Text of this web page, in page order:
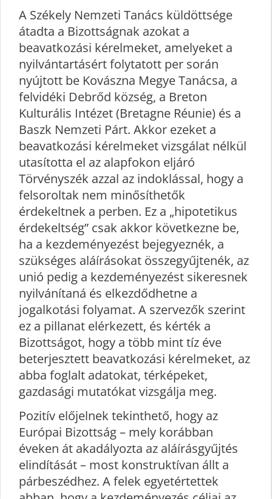
A Székely Nemzeti Tanács küldöttsége
átadta a Bizottságnak azokat a
beavatkozási kérelmeket, amelyeket a
nyilvántartásért folytatott per során
nyújtott be Kovászna Megye Tanácsa, a
felvidéki Debrőd község, a Breton
Kulturális Intézet (Bretagne Réunie) és a
Baszk Nemzeti Párt. Akkor ezeket a
beavatkozási kérelmeket vizsgálat nélkül
utasította el az alapfokon eljáró
Törvényszék azzal az indoklással, hogy a
felsoroltak nem minősíthetők
érdekeltnek a perben. Ez a „hipotetikus
érdekeltség” csak akkor következne be,
ha a kezdeményezést bejegyeznék, a
szükséges aláírásokat összegyűjtenék, az
unió pedig a kezdeményezést sikeresnek
nyilvánítaná és elkezdődhetne a
jogalkotási folyamat. A szervezők szerint
ez a pillanat elérkezett, és kérték a
Bizottságot, hogy a több mint tíz éve
beterjesztett beavatkozási kérelmeket, az
abba foglalt adatokat, térképeket,
gazdasági mutatókat vizsgálja meg.
Pozitív előjelnek tekinthető, hogy az
Európai Bizottság – mely korábban
éveken át akadályozta az aláírásgyűjtés
elindítását – most konstruktívan állt a
párbeszédhez. A felek egyetértettek